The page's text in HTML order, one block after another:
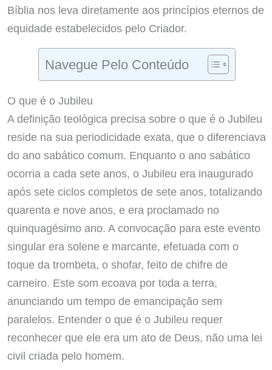
Bíblia nos leva diretamente aos princípios eternos de
equidade estabelecidos pelo Criador.
Navegue Pelo Conteúdo
O que é o Jubileu
A definição teológica precisa sobre o que é o Jubileu
reside na sua periodicidade exata, que o diferenciava
do ano sabático comum. Enquanto o ano sabático
ocorria a cada sete anos, o Jubileu era inaugurado
após sete ciclos completos de sete anos, totalizando
quarenta e nove anos, e era proclamado no
quinquagésimo ano. A convocação para este evento
singular era solene e marcante, efetuada com o
toque da trombeta, o shofar, feito de chifre de
carneiro. Este som ecoava por toda a terra,
anunciando um tempo de emancipação sem
paralelos. Entender o que é o Jubileu requer
reconhecer que ele era um ato de Deus, não uma lei
civil criada pelo homem.